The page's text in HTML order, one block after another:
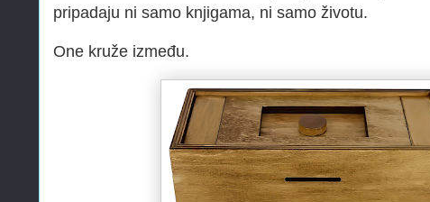
pripadaju ni samo knjigama, ni samo životu.
One kruže između.